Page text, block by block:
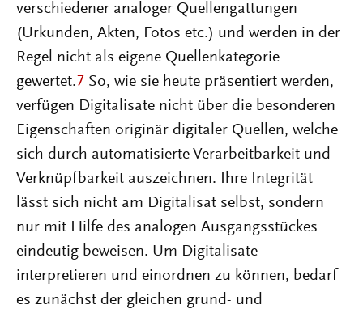
verschiedener analoger Quellengattungen
(Urkunden, Akten, Fotos etc.) und werden in der
Regel nicht als eigene Quellenkategorie
gewertet.7 So, wie sie heute präsentiert werden,
verfügen Digitalisate nicht über die besonderen
Eigenschaften originär digitaler Quellen, welche
sich durch automatisierte Verarbeitbarkeit und
Verknüpfbarkeit auszeichnen. Ihre Integrität
lässt sich nicht am Digitalisat selbst, sondern
nur mit Hilfe des analogen Ausgangsstückes
eindeutig beweisen. Um Digitalisate
interpretieren und einordnen zu können, bedarf
es zunächst der gleichen grund- und